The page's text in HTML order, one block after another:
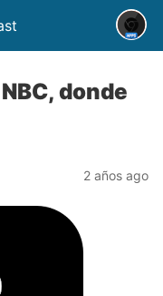
donde
2 años ago